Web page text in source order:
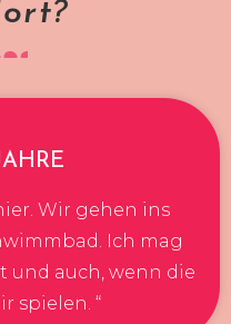
Wir gehen ins
Ich mag
und auch, wenn die
spielen. “